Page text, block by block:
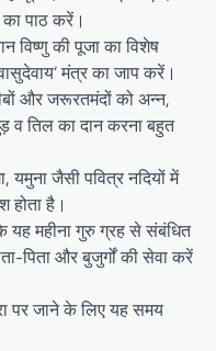
पाठ करें।
विष्णु की पूजा का विशेष
मंत्र का जाप करें।
और जरूरतमंदों को अन्न,
तिल का दान करना बहुत
यमुना जैसी पवित्र नदियों में
होता है।
यह महीना गुरु ग्रह से संबंधित
पिता और बुजुर्गों की सेवा करें
पर जाने के लिए यह समय